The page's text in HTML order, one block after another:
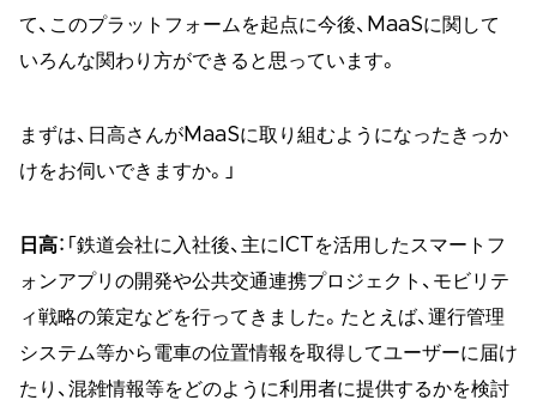
て、このプラットフォームを起点に今後、MaaSに関して
いろんな関わり方ができると思っています。
まずは、日高さんがMaaSに取り組むようになったきっか
けをお伺いできますか。」
日高：「鉄道会社に入社後、主にICTを活用したスマートフ
ォンアプリの開発や公共交通連携プロジェクト、モビリテ
ィ戦略の策定などを行ってきました。たとえば、運行管理
システム等から電車の位置情報を取得してユーザーに届け
たり、混雑情報等をどのように利用者に提供するかを検討